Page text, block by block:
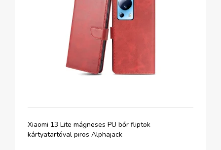
Xiaomi 13 Lite mágneses PU bőr fliptok
kártyatartóval piros Alphajack